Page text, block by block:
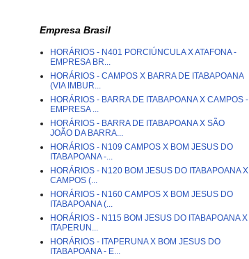
Empresa Brasil
HORÁRIOS - N401 PORCIÚNCULA X ATAFONA -
EMPRESA BR...
HORÁRIOS - CAMPOS X BARRA DE ITABAPOANA
(VIA IMBUR...
HORÁRIOS - BARRA DE ITABAPOANA X CAMPOS -
EMPRESA ...
HORÁRIOS - BARRA DE ITABAPOANA X SÃO
JOÃO DA BARRA...
HORÁRIOS - N109 CAMPOS X BOM JESUS DO
ITABAPOANA -...
HORÁRIOS - N120 BOM JESUS DO ITABAPOANA X
CAMPOS (...
HORÁRIOS - N160 CAMPOS X BOM JESUS DO
ITABAPOANA (...
HORÁRIOS - N115 BOM JESUS DO ITABAPOANA X
ITAPERUN...
HORÁRIOS - ITAPERUNA X BOM JESUS DO
ITABAPOANA - E...